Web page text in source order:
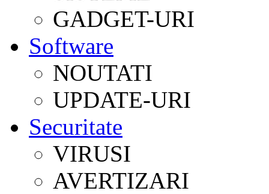
GADGET-URI
Software
NOUTATI
UPDATE-URI
Securitate
VIRUSI
AVERTIZARI